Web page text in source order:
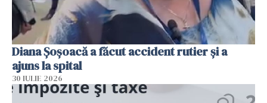
Diana Șoșoacă a făcut accident rutier și a
ajuns la spital
30 IULIE 2026